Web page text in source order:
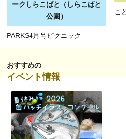
ークしらこばと（しらこばと
公園）
PARKS4月号ピクニック
こ
おすすめの
イベント情報